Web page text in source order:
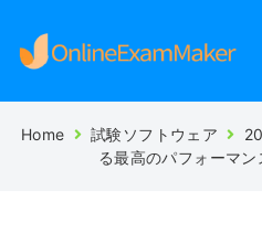
Home 試験ソフトウェア
る最高のパフォーマ